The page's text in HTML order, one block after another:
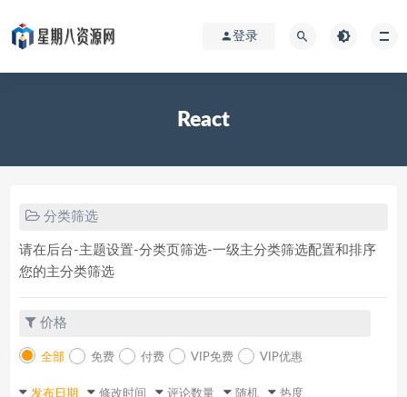
登录
React
分类筛选
请在后台-主题设置-分类页筛选-一级主分类筛选配置和排序
您的主分类筛选
价格
全部 免费 付费 VIP免费 VIP优惠
发布日期 修改时间 评论数量 随机 热度